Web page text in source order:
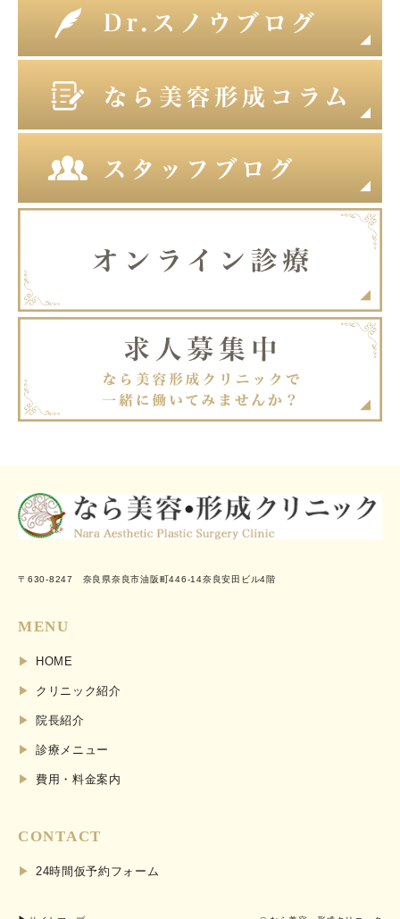
〒630-8247 奈良県奈良市油阪町446-14奈良安田ビル4階
MENU
HOME
クリニック紹介
院長紹介
診療メニュー
費用・料金案内
CONTACT
24時間仮予約フォーム